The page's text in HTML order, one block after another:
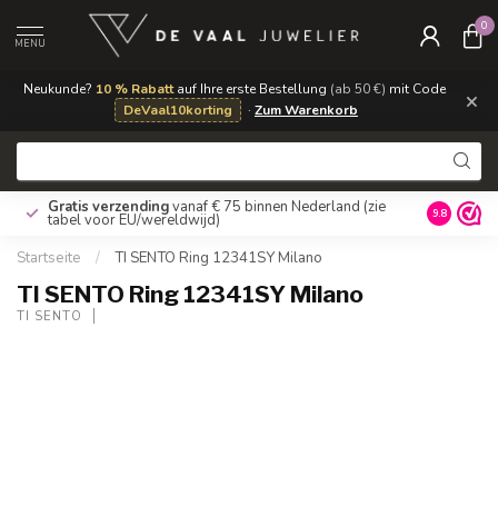
Neukunde? 10 % Rabattauf Ihre erste Bestellung (ab 50 €) mit Code
DeVaal10korting
· Zum Warenkorb ×
MENU
0
Gratis verzendingvanaf € 75 binnen Nederland (zie
tabel voor EU/wereldwijd) 9.8
Startseite / TI SENTO Ring 12341SY Milano
TI SENTO Ring 12341SY Milano
TI SENTO